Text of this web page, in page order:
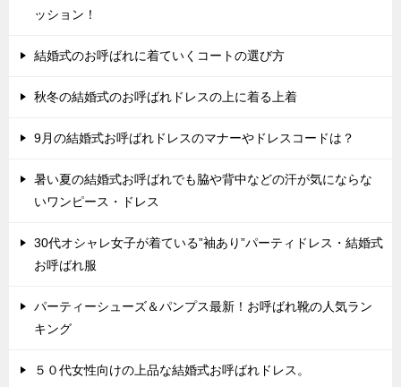
ッション！
結婚式のお呼ばれに着ていくコートの選び方
秋冬の結婚式のお呼ばれドレスの上に着る上着
9月の結婚式お呼ばれドレスのマナーやドレスコードは？
暑い夏の結婚式お呼ばれでも脇や背中などの汗が気にならな
いワンピース・ドレス
30代オシャレ女子が着ている”袖あり”パーティドレス・結婚式
お呼ばれ服
パーティーシューズ＆パンプス最新！お呼ばれ靴の人気ラン
キング
５０代女性向けの上品な結婚式お呼ばれドレス。